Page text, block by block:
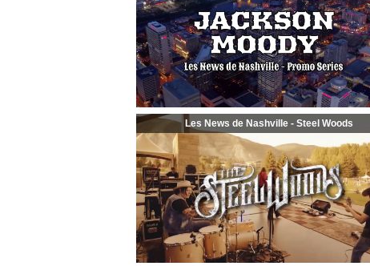
Les News de Nashville - Steel Woods